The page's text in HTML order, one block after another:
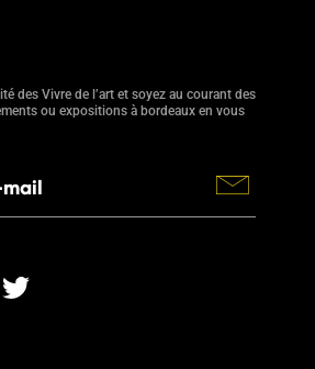
des Vivre de l’art et soyez au courant des
ou expositions à bordeaux en vous